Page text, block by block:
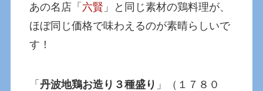
あの名店「 六賢 」と同じ素材の鶏料理が、
ほぼ同じ価格で味わえるのが素晴らしいで
す！
「丹波地鶏お造り３種盛り 」（１７８０